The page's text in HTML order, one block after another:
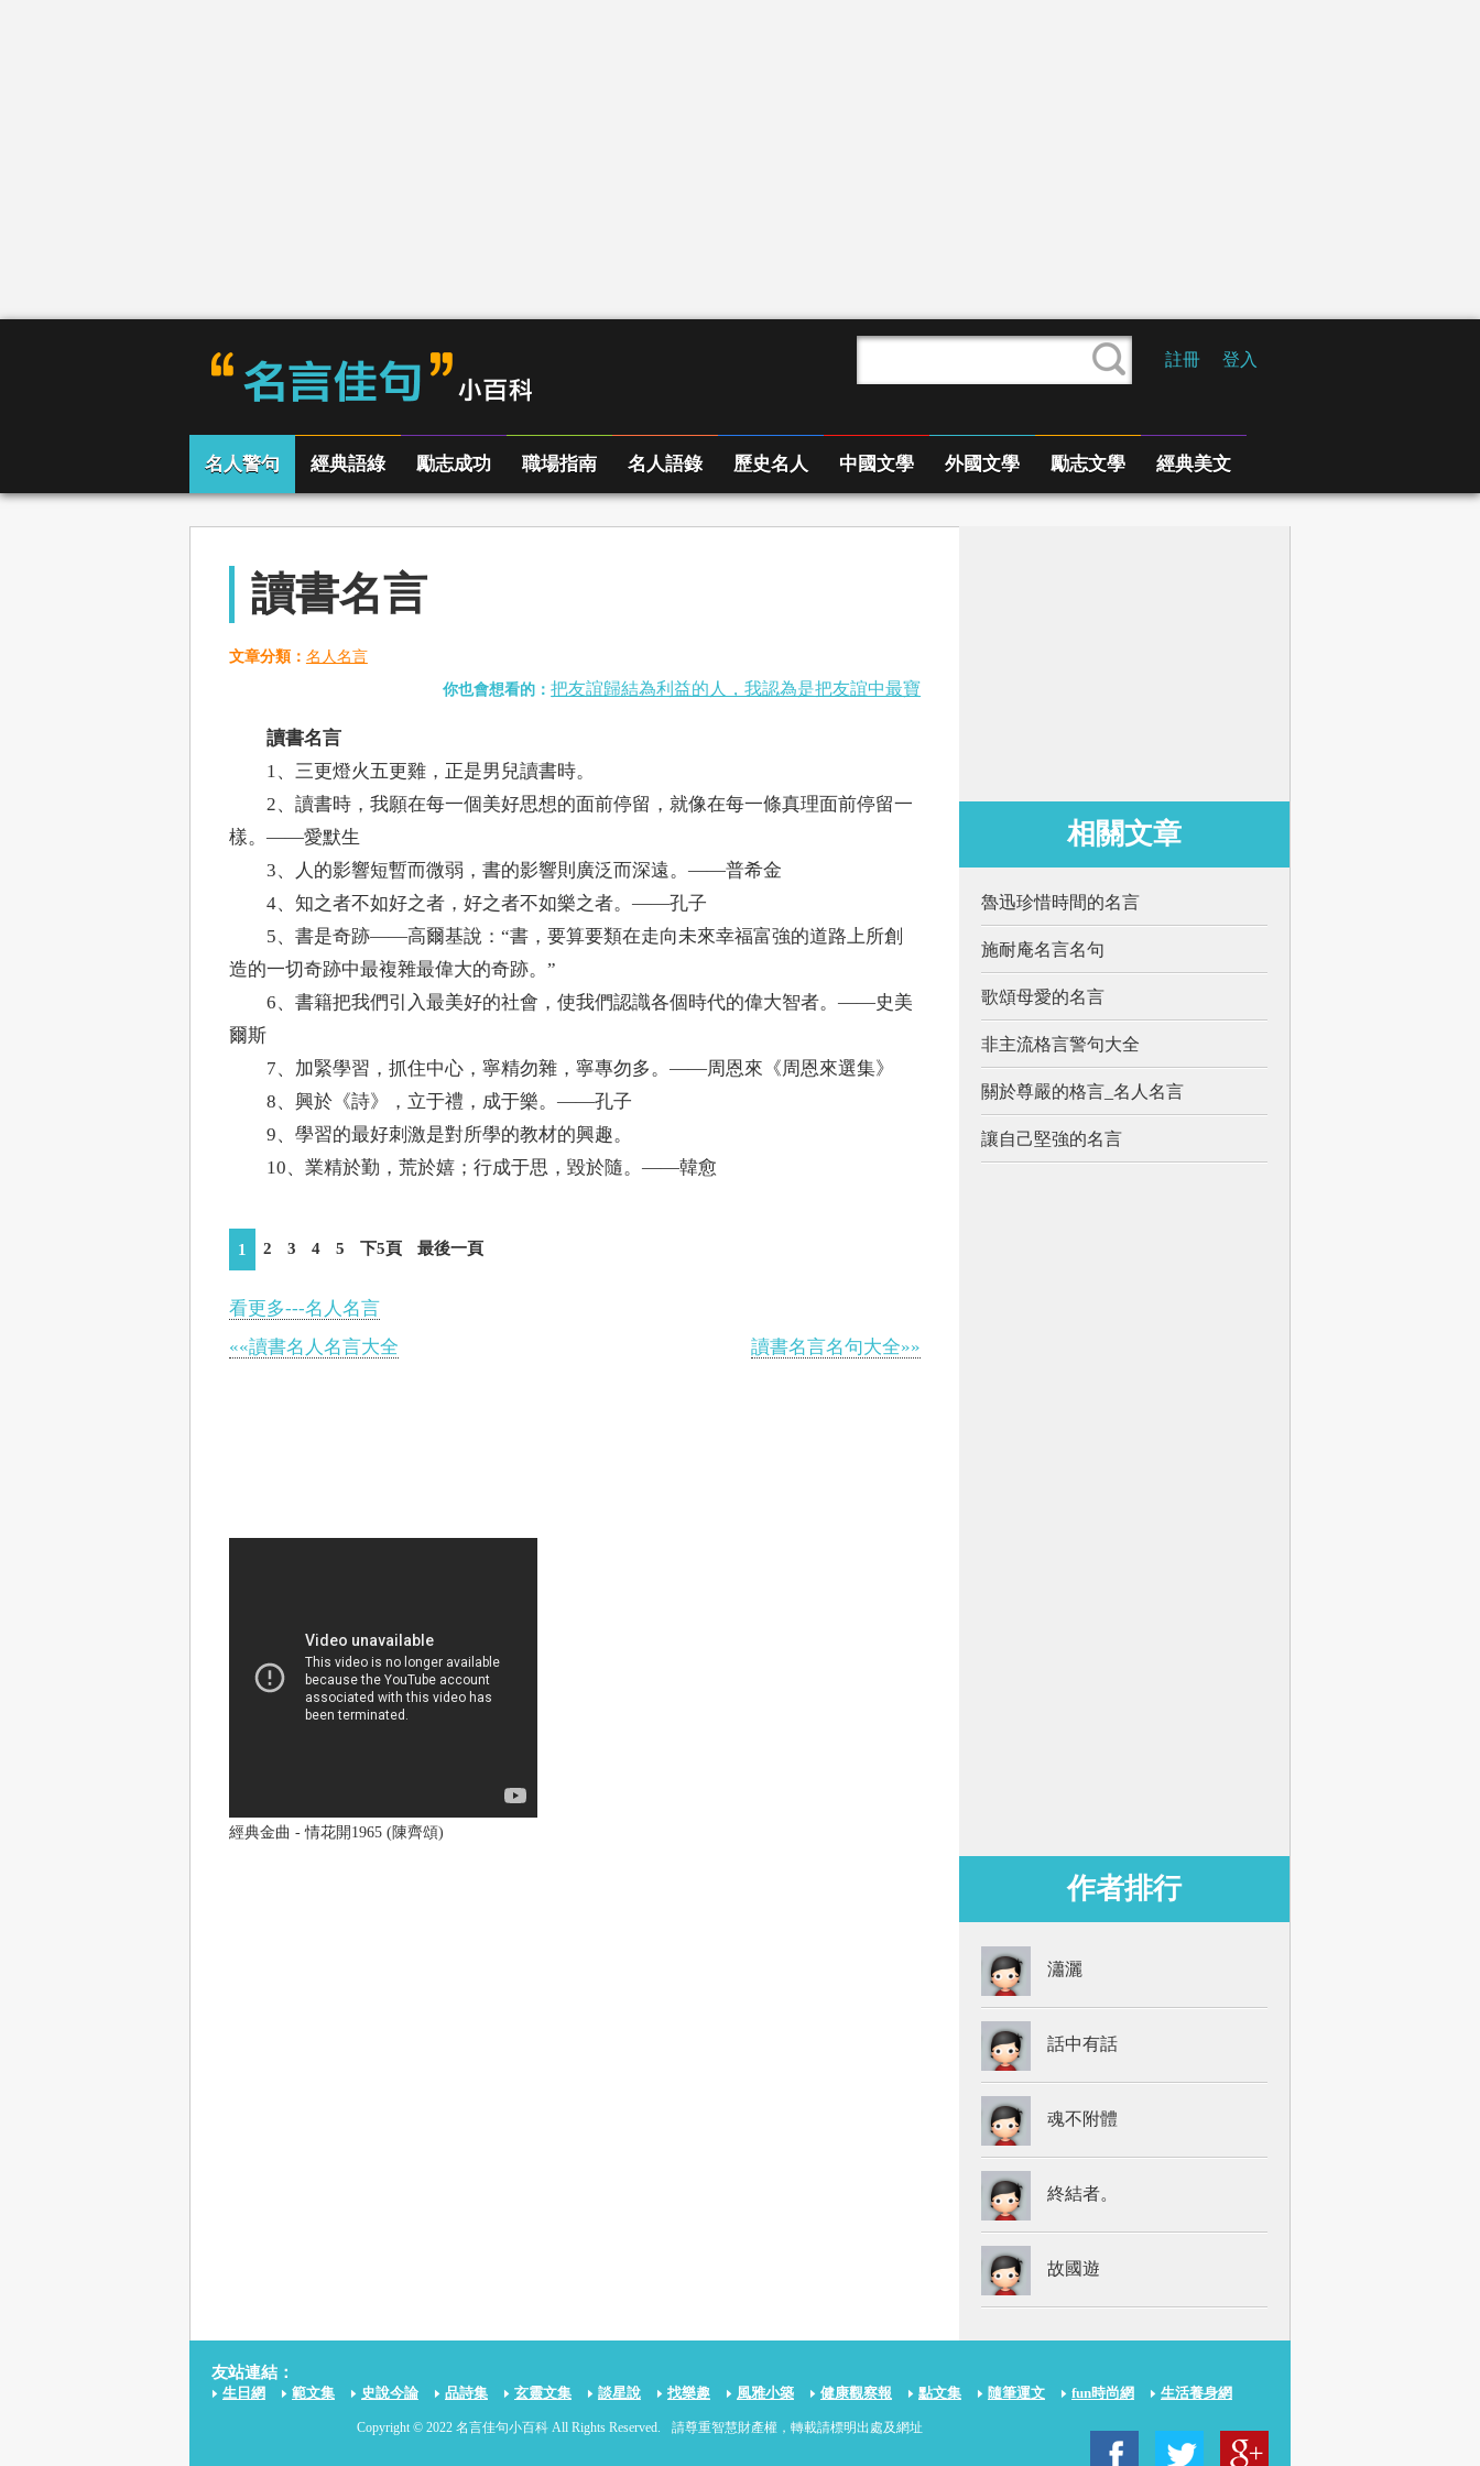
註冊 登入
名人警句 經典語綠 勵志成功 職場指南 名人語錄 歷史名人 中國文學 外國文學 勵志文學 經典美文
讀書名言
文章分類： 名人名言
你也會想看的：把友誼歸結為利益的人，我認為是把友誼中最寶
讀書名言
1、三更燈火五更雞，正是男兒讀書時。
2、讀書時，我願在每一個美好思想的面前停留，就像在每一條真理面前停留一
樣。——愛默生
3、人的影響短暫而微弱，書的影響則廣泛而深遠。——普希金
4、知之者不如好之者，好之者不如樂之者。——孔子
5、書是奇跡——高爾基說：“書，要算要類在走向未來幸福富強的道路上所創
造的一切奇跡中最複雜最偉大的奇跡。”
6、書籍把我們引入最美好的社會，使我們認識各個時代的偉大智者。——史美
爾斯
7、加緊學習，抓住中心，寧精勿雜，寧專勿多。——周恩來《周恩來選集》
8、興於《詩》，立于禮，成于樂。——孔子
9、學習的最好刺激是對所學的教材的興趣。
10、業精於勤，荒於嬉；行成于思，毀於隨。——韓愈
1 2 3 4 5 下5頁 最後一頁
看更多---名人名言
««讀書名人名言大全
讀書名言名句大全»»
經典金曲 - 情花開1965 (陳齊頌)
相關文章
魯迅珍惜時間的名言
施耐庵名言名句
歌頌母愛的名言
非主流格言警句大全
關於尊嚴的格言_名人名言
讓自己堅強的名言
作者排行
瀟灑
話中有話
魂不附體
終結者。
故國遊
友站連結：
生日網 範文集 史說今論 品詩集 玄靈文集 談星說 找樂趣 風雅小築 健康觀察報 點文集 隨筆運文 fun時尚網 生活養身網
Copyright © 2022 名言佳句小百科 All Rights Reserved. 請尊重智慧財產權，轉載請標明出處及網址